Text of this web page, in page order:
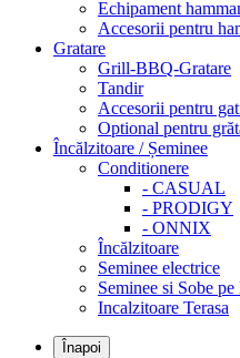
Echipament
Accesorii pentru
Gratare
Grill-BBQ-Gratare
Tandir
Accesorii pentru
Optional pentru
Încălzitoare / Șeminee
Conditionere
- CASUAL
- PRODIGY
- ONNIX
Încălzitoare
Seminee electrice
Seminee si Sobe pe
Incalzitoare Terasa
Înapoi